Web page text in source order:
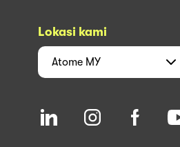
Lokasi kami
Atome MY